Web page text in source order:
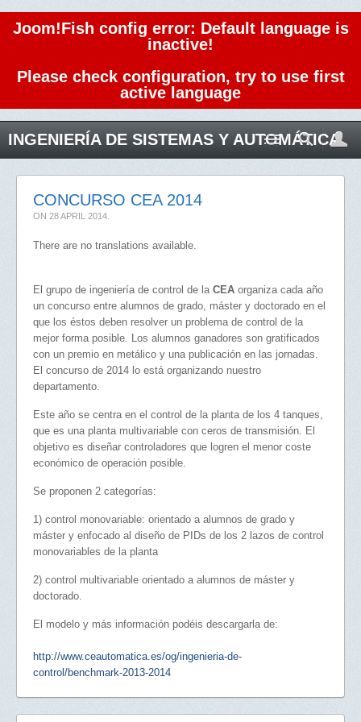
Joom!Fish config error: Default language is
inactive!
Please check configuration, try to use first
active language
INGENIERÍA DE SISTEMAS Y AUTOMÁTICA
CONCURSO CEA 2014
ON 28 APRIL 2014
There are no translations available.
El grupo de ingeniería de control de la CEA organiza cada año
un concurso entre alumnos de grado, máster y doctorado en el
que los éstos deben resolver un problema de control de la
mejor forma posible. Los alumnos ganadores son gratificados
con un premio en metálico y una publicación en las jornadas.
El concurso de 2014 lo está organizando nuestro
departamento.
Este año se centra en el control de la planta de los 4 tanques,
que es una planta multivariable con ceros de transmisión. El
objetivo es diseñar controladores que logren el menor coste
económico de operación posible.
Se proponen 2 categorías:
1) control monovariable: orientado a alumnos de grado y
máster y enfocado al diseño de PIDs de los 2 lazos de control
monovariables de la planta
2) control multivariable orientado a alumnos de máster y
doctorado.
El modelo y más información podéis descargarla de:
http://www.ceautomatica.es/og/ingenieria-de-
control/benchmark-2013-2014